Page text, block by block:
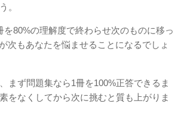
。
を80%の理解度で終わらせ次のものに移っ
次もあなたを悩ませることになるでしょ
まず問題集なら1冊を100%正答できるま
をなくしてから次に挑むと質も上がりま